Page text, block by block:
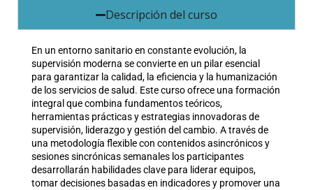
Descripción del curso
En un entorno sanitario en constante evolución, la
supervisión moderna se convierte en un pilar esencial
para garantizar la calidad, la eficiencia y la humanización
de los servicios de salud. Este curso ofrece una formación
integral que combina fundamentos teóricos,
herramientas prácticas y estrategias innovadoras de
supervisión, liderazgo y gestión del cambio. A través de
una metodología flexible con contenidos asincrónicos y
sesiones sincrónicas semanales los participantes
desarrollarán habilidades clave para liderar equipos,
tomar decisiones basadas en indicadores y promover una